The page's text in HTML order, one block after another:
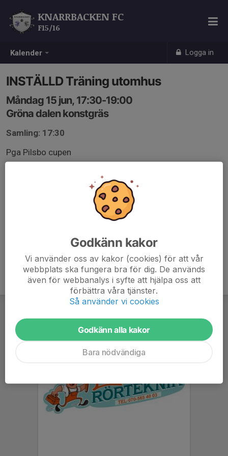
Kalender Logga in
KNARRBACKEN FC
F15/16
INSTÄLLD Träning utomhus
Måndag 15 jun, 17:30-19:00
Gröna dalen konstgräs
Samling: 17:30
Pga Pilsbo cupen
Godkänn kakor
Vi använder oss av kakor (cookies) för att vår
webbplats ska fungera bra för dig. De används
även för webbanalys i syfte att hjälpa oss att
förbättra våra tjänster.
Så använder vi cookies
Godkänn alla kakor
Bara nödvändiga